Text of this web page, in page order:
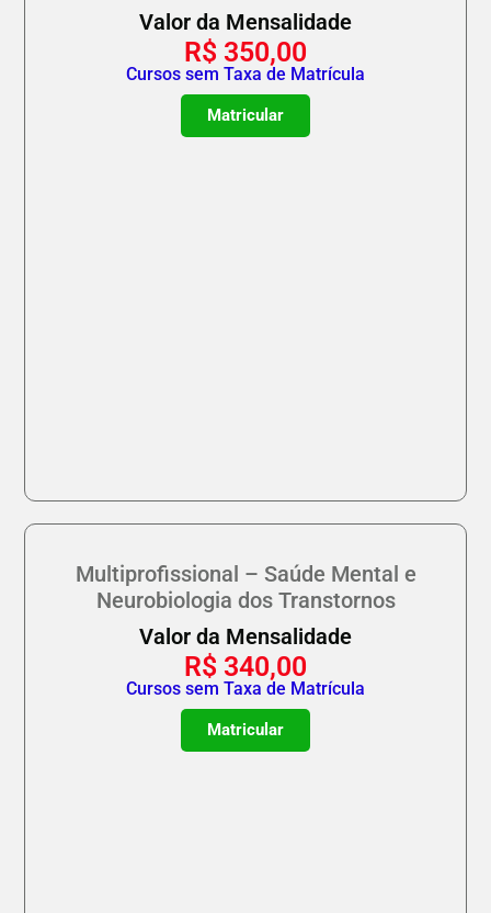
Valor da Mensalidade
R$ 350,00
Cursos sem Taxa de Matrícula
Matricular
Multiprofissional – Saúde Mental e
Neurobiologia dos Transtornos
Valor da Mensalidade
R$ 340,00
Cursos sem Taxa de Matrícula
Matricular